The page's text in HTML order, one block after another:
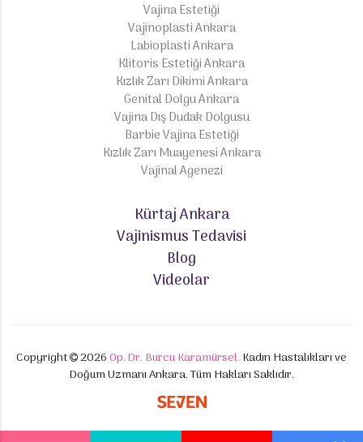
Vajina Estetiği
Vajinoplasti Ankara
Labioplasti Ankara
Klitoris Estetiği Ankara
Kızlık Zarı Dikimi Ankara
Genital Dolgu Ankara
Vajina Dış Dudak Dolgusu
Barbie Vajina Estetiği
Kızlık Zarı Muayenesi Ankara
Vajinal Agenezi
Kürtaj Ankara
Vajinismus Tedavisi
Blog
Videolar
Copyright 2026Op. Dr. Burcu Karamürsel. Kadın Hastalıkları ve
Doğum Uzmanı Ankara. Tüm Hakları Saklıdır.